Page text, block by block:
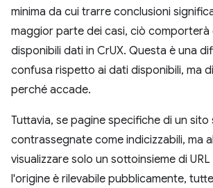
minima da cui trarre conclusioni
maggior parte dei casi, ciò comporterà
disponibili dati in CrUX. Questa è una
confusa rispetto ai dati disponibili, ma
perché accade.
Tuttavia, se pagine specifiche di un sito
contrassegnate come indicizzabili, ma
visualizzare solo un sottoinsieme di URL
l'origine è rilevabile pubblicamente,